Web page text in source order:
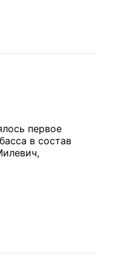
первое
в состав